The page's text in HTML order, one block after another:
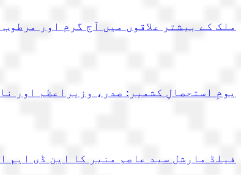
ملک کے بیشتر علاقوں میں آج گرم اور
یومِ استحصالِ کشمیر: صدر، وزیراعظم اور
فیلڈ مارشل سید عاصم منیر کا این ڈی ایم